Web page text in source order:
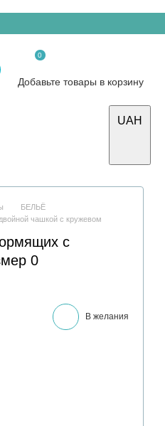
0
Добавьте товары в корзину
UAH
БЕЛЬЁ
чашкой с кружевом
с
0
В желания